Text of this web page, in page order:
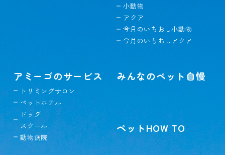
小動物
アクア
今月のいちおし小動物
今月のいちおしアクア
アミーゴのサービス
トリミングサロン
ペットホテル
ドッグ
スクール
動物病院
みんなのペット自慢
ペットHOW TO